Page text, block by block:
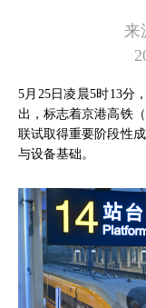
来
5月25日凌晨5时13分
出，标志着京港高铁
联试取得重要阶段性
与设备基础。